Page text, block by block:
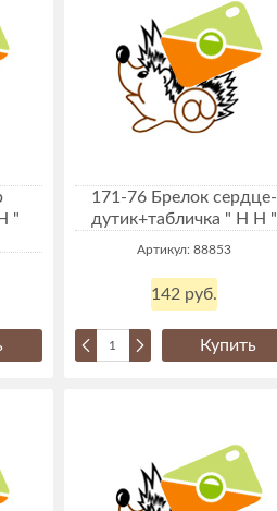
"
171-76 Брелок сердце-
дутик+табличка " Н Н "
Артикул: 88853
142 руб.
Купить